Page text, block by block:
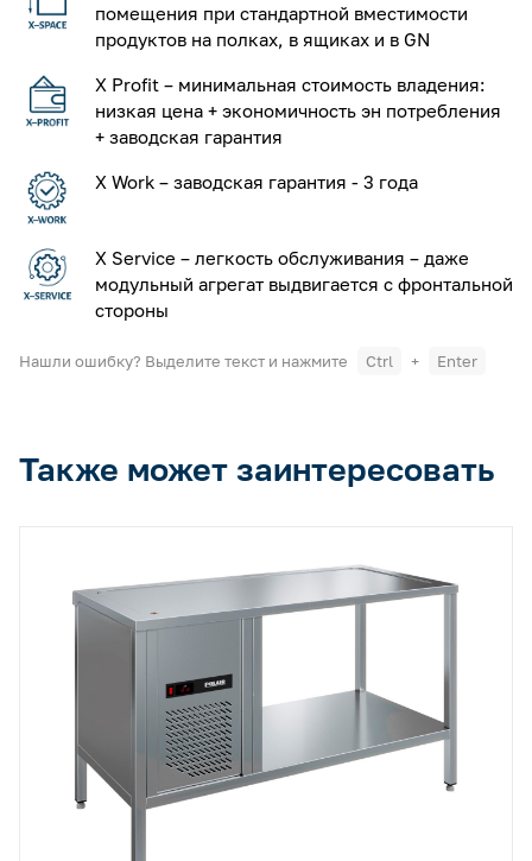
помещения при стандартной вместимости
продуктов на полках, в ящиках и в GN
X Profit – минимальная стоимость владения:
низкая цена + экономичность эн потребления
+ заводская гарантия
X Work – заводская гарантия - 3 года
X Service – легкость обслуживания – даже
модульный агрегат выдвигается с фронтальной
стороны
Нашли ошибку? Выделите текст и нажмите Ctrl + Enter
Также может заинтересовать